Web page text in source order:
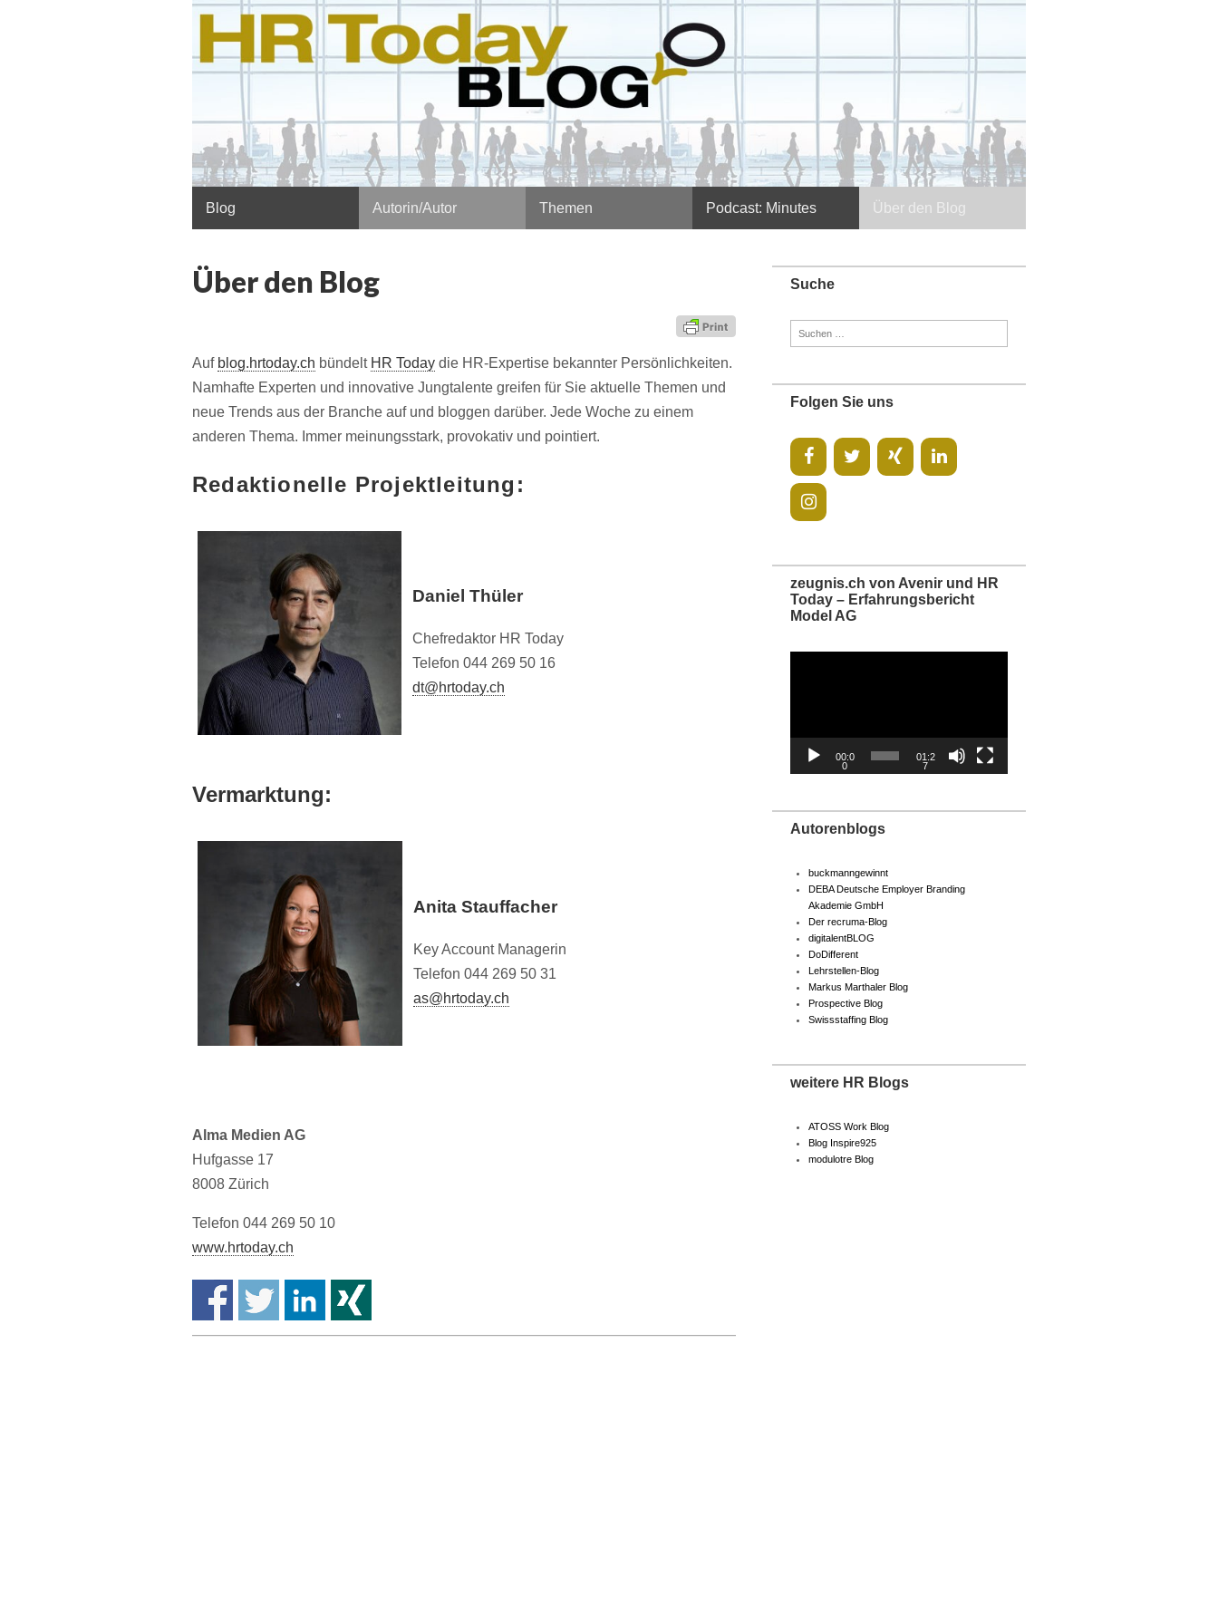
Hauptmenü
Blog Autorin/Autor Themen Podcast: Minutes Über den Blog
Über den Blog
Auf blog.hrtoday.ch bündelt HR Today die HR-Expertise bekannter Persönlichkeiten.
Namhafte ­Experten und innovative Jungtalente greifen für Sie aktuelle Themen und
neue Trends aus der Branche auf und bloggen darüber. Jede Woche zu einem
anderen Thema. Immer meinungsstark, provokativ und pointiert.
Redaktionelle Projektleitung:
Daniel Thüler
Chefredaktor HR Today
Telefon 044 269 50 16
dt@hrtoday.ch
Vermarktung:
Anita Stauffacher
Key Account Managerin
Telefon 044 269 50 31
as@hrtoday.ch
Alma Medien AG
Hufgasse 17
8008 Zürich
Telefon 044 269 50 10
www.hrtoday.ch
Suche
Folgen Sie uns
zeugnis.ch von Avenir und HR
Today – Erfahrungsbericht
Model AG
00:0
0
01:2
7
Autorenblogs
buckmanngewinnt
DEBA Deutsche Employer Branding
Akademie GmbH
Der recruma-Blog
digitalentBLOG
DoDifferent
Lehrstellen-Blog
Markus Marthaler Blog
Prospective Blog
Swissstaffing Blog
weitere HR Blogs
ATOSS Work Blog
Blog Inspire925
modulotre Blog